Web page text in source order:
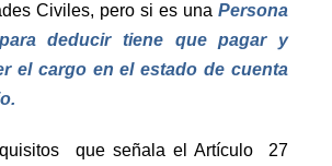
Civiles, pero si es una Persona
deducir tiene que pagar y
el cargo en el estado de cuenta
que señala el Artículo
27